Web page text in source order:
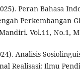
Peran Bahasa
Perkembangan
Vol.11, No.1,
Analisis
Realisasi: Ilmu